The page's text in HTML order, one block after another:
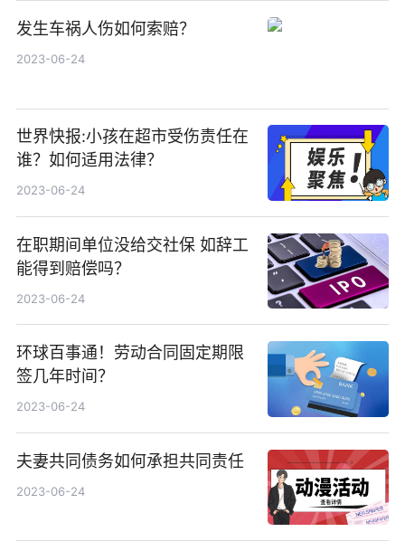
发生车祸人伤如何索赔？
2023-06-24
世界快报:小孩在超市受伤责任在
谁？如何适用法律？
2023-06-24
在职期间单位没给交社保 如辞工
能得到赔偿吗？
2023-06-24
环球百事通！劳动合同固定期限
签几年时间？
2023-06-24
夫妻共同债务如何承担共同责任
2023-06-24